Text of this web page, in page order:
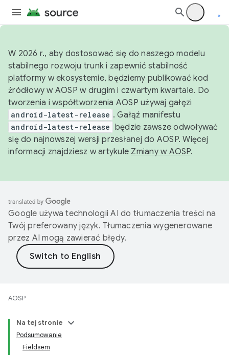
W 2026 r., aby dostosować się do naszego modelu
stabilnego rozwoju trunk i zapewnić stabilność
platformy w ekosystemie, będziemy publikować kod
źródłowy w AOSP w drugim i czwartym kwartale. Do
tworzenia i współtworzenia AOSP używaj gałęzi
android-latest-release . Gałąź manifestu
android-latest-release będzie zawsze odwoływać
się do najnowszej wersji przesłanej do AOSP. Więcej
informacji znajdziesz w artykule Zmiany w AOSP.
Google używa technologii AI do tłumaczenia treści na
Twój preferowany język. Tłumaczenia wygenerowane
przez AI mogą zawierać błędy.
AOSP
Na tej stronie
Podsumowanie
Fieldsem